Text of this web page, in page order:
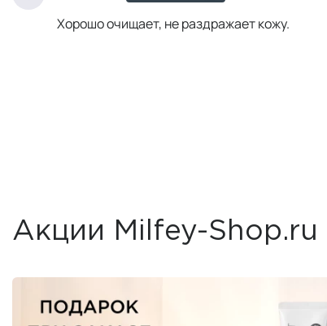
Хорошо очищает, не раздражает кожу.
Акции Milfey-Shop.ru